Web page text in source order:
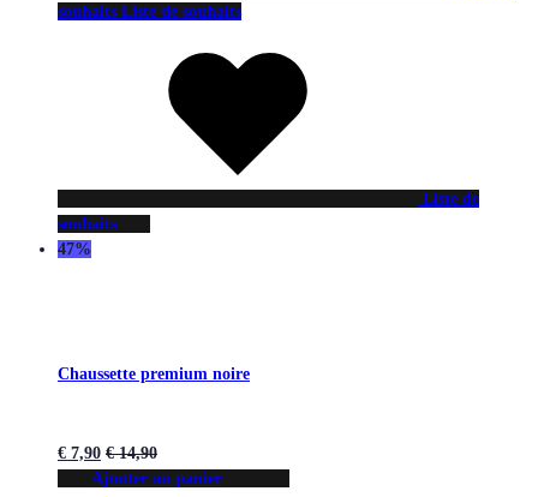
souhaits Liste de souhaits
Liste de
souhaits
47%
Chaussette premium noire
€ 7,90 €14,90
Ajouter au panier